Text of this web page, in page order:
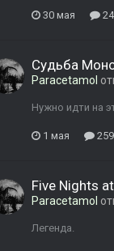
30 мая
Судьба
Paracetamol
Нужно идти на
1 мая
Five Nights
Paracetamol
Легенда.